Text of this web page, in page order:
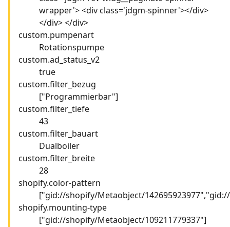
wrapper'> <div class='jdgm-spinner'></div>
</div> </div>
custom.pumpenart
Rotationspumpe
custom.ad_status_v2
true
custom.filter_bezug
["Programmierbar"]
custom.filter_tiefe
43
custom.filter_bauart
Dualboiler
custom.filter_breite
28
shopify.color-pattern
["gid://shopify/Metaobject/
shopify.mounting-type
["gid://shopify/Metaobject/109211779337"]